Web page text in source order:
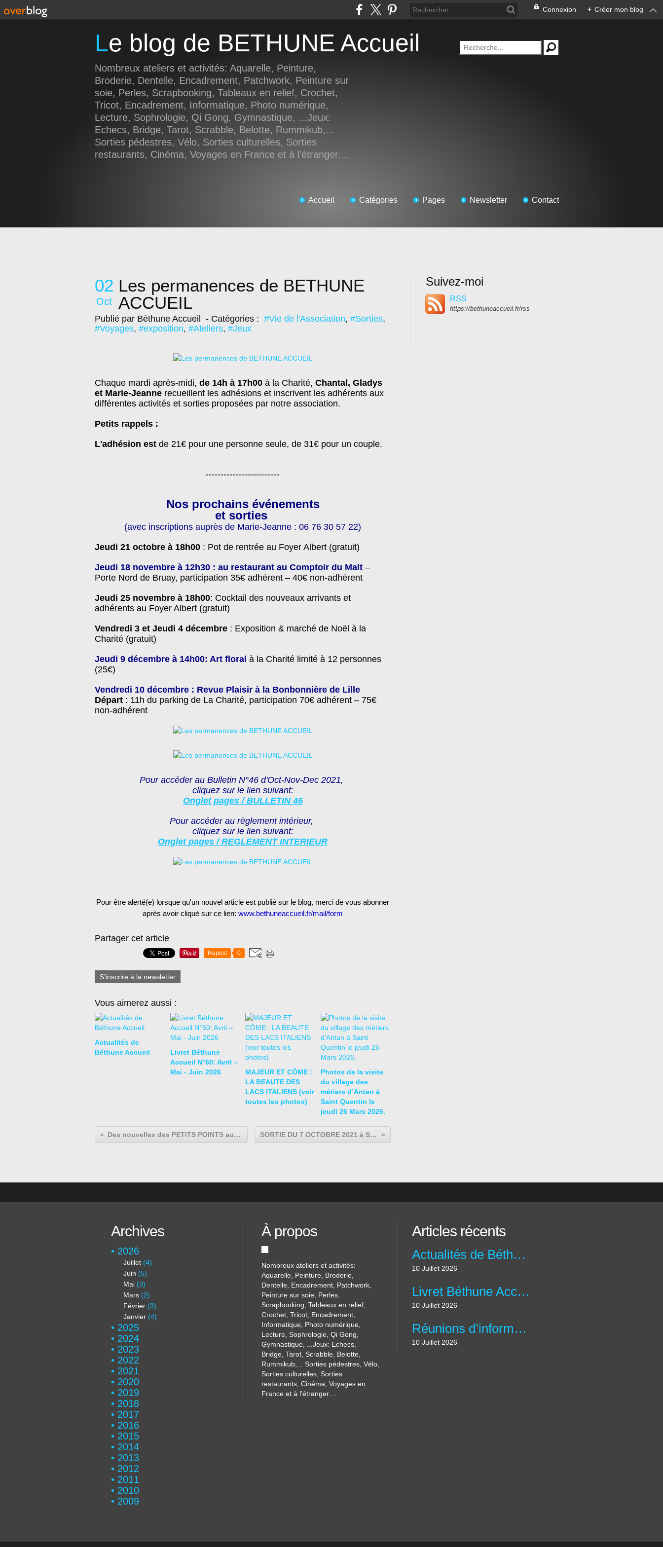
Connexion + Créer mon blog
Le blog de BETHUNE Accueil
Nombreux ateliers et activités: Aquarelle, Peinture,
Broderie, Dentelle, Encadrement, Patchwork, Peinture sur
soie, Perles, Scrapbooking, Tableaux en relief, Crochet,
Tricot, Encadrement, Informatique, Photo numérique,
Lecture, Sophrologie, Qi Gong, Gymnastique, ...Jeux:
Echecs, Bridge, Tarot, Scrabble, Belotte, Rummikub,...
Sorties pédestres, Vélo, Sorties culturelles, Sorties
restaurants, Cinéma, Voyages en France et à l'étranger....
Accueil Catégories Pages Newsletter Contact
02
Oct
Les permanences de BETHUNE
ACCUEIL
Publié par Béthune Accueil - Catégories : #Vie de l'Association, #Sorties,
#Voyages, #exposition, #Ateliers, #Jeux
Chaque mardi après-midi, de 14h à 17h00 à la Charité, Chantal, Gladys
et Marie-Jeanne recueillent les adhésions et inscrivent les adhérents aux
différentes activités et sorties proposées par notre association.
Petits rappels :
L'adhésion est de 21€ pour une personne seule, de 31€ pour un couple.
-------------------------
Nos prochains événements
et sorties
(avec inscriptions auprès de Marie-Jeanne : 06 76 30 57 22)
Jeudi 21 octobre à 18h00 : Pot de rentrée au Foyer Albert (gratuit)
Jeudi 18 novembre à 12h30 : au restaurant au Comptoir du Malt –
Porte Nord de Bruay, participation 35€ adhérent – 40€ non-adhérent
Jeudi 25 novembre à 18h00: Cocktail des nouveaux arrivants et
adhérents au Foyer Albert (gratuit)
Vendredi 3 et Jeudi 4 décembre : Exposition & marché de Noël à la
Charité (gratuit)
Jeudi 9 décembre à 14h00: Art floral à la Charité limité à 12 personnes
(25€)
Vendredi 10 décembre : Revue Plaisir à la Bonbonnière de Lille
Départ : 11h du parking de La Charité, participation 70€ adhérent – 75€
non-adhérent
Pour accéder au Bulletin N°46 d'Oct-Nov-Dec 2021,
cliquez sur le lien suivant:
Onglet pages / BULLETIN 46
Pour accéder au règlement intérieur,
cliquez sur le lien suivant:
Onglet pages / REGLEMENT INTERIEUR
Pour être alerté(e) lorsque qu'un nouvel article est publié sur le blog, merci de vous abonner
après avoir cliqué sur ce lien: www.bethuneaccueil.fr/mail/form
Partager cet article
Repost 0
S'inscrire à la newsletter
Vous aimerez aussi :
Actualités de
Béthune Accueil
Livret Béthune
Accueil N°60: Avril –
Mai - Juin 2026
MAJEUR ET CÔME :
LA BEAUTE DES
LACS ITALIENS (voir
toutes les photos)
Photos de la visite
du village des
métiers d’Antan à
Saint Quentin le
jeudi 26 Mars 2026.
Des nouvelles des PETITS POINTS autour d'un THE SORTIE DU 7 OCTOBRE 2021 à SAINT-OMER.
Suivez-moi
RSS
https://bethuneaccueil.fr/rss
Archives
2026
Juillet (4)
Juin (5)
Mai (3)
Mars (2)
Février (3)
Janvier (4)
2025
2024
2023
2022
2021
2020
2019
2018
2017
2016
2015
2014
2013
2012
2011
2010
2009
À propos
Nombreux ateliers et activités:
Aquarelle, Peinture, Broderie,
Dentelle, Encadrement, Patchwork,
Peinture sur soie, Perles,
Scrapbooking, Tableaux en relief,
Crochet, Tricot, Encadrement,
Informatique, Photo numérique,
Lecture, Sophrologie, Qi Gong,
Gymnastique, ...Jeux: Echecs,
Bridge, Tarot, Scrabble, Belotte,
Rummikub,... Sorties pédestres, Vélo,
Sorties culturelles, Sorties
restaurants, Cinéma, Voyages en
France et à l'étranger....
Articles récents
Actualités de Béthune Accueil
10 Juillet 2026
Livret Béthune Accueil N°60: Avril – Mai - Juin 2026
10 Juillet 2026
Réunions d’information "Ateliers Informatique & IA" à la Charité.
10 Juillet 2026